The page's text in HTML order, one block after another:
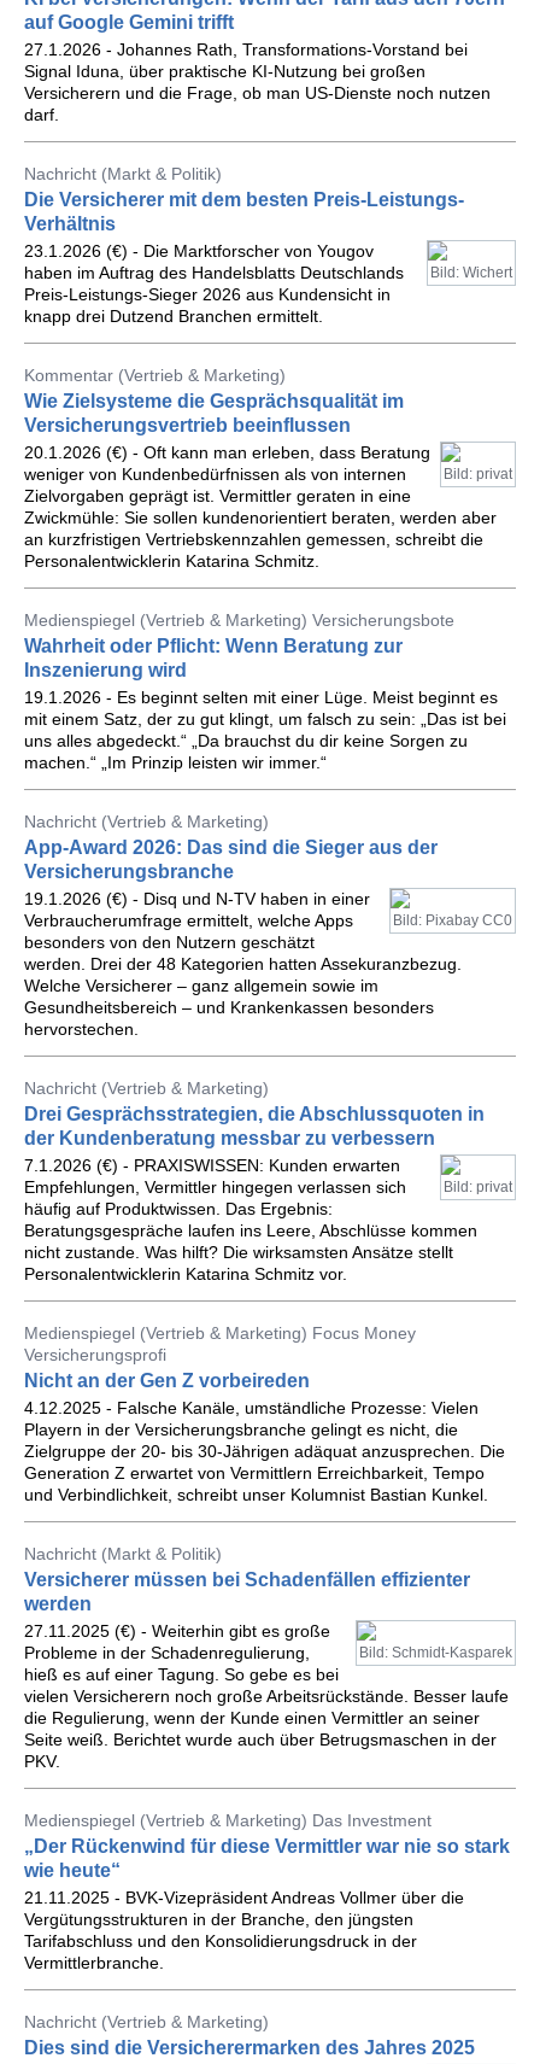
auf Google Gemini trifft
27.1.2026 - Johannes Rath, Transformations-Vorstand bei
Signal Iduna, über praktische KI-Nutzung bei großen
Versicherern und die Frage, ob man US-Dienste noch nutzen
darf.
Nachricht (Markt & Politik)
Die Versicherer mit dem besten Preis-Leistungs-
Verhältnis
Bild: Wichert
23.1.2026 (€) - Die Marktforscher von Yougov
haben im Auftrag des Handelsblatts Deutschlands
Preis-Leistungs-Sieger 2026 aus Kundensicht in
knapp drei Dutzend Branchen ermittelt.
Kommentar (Vertrieb & Marketing)
Wie Zielsysteme die Gesprächsqualität im
Versicherungsvertrieb beeinflussen
Bild: privat
20.1.2026 (€) - Oft kann man erleben, dass Beratung
weniger von Kundenbedürfnissen als von internen
Zielvorgaben geprägt ist. Vermittler geraten in eine
Zwickmühle: Sie sollen kundenorientiert beraten, werden aber
an kurzfristigen Vertriebskennzahlen gemessen, schreibt die
Personalentwicklerin Katarina Schmitz.
Medienspiegel (Vertrieb & Marketing) Versicherungsbote
Wahrheit oder Pflicht: Wenn Beratung zur
Inszenierung wird
19.1.2026 - Es beginnt selten mit einer Lüge. Meist beginnt es
mit einem Satz, der zu gut klingt, um falsch zu sein: „Das ist bei
uns alles abgedeckt.“ „Da brauchst du dir keine Sorgen zu
machen.“ „Im Prinzip leisten wir immer.“
Nachricht (Vertrieb & Marketing)
App-Award 2026: Das sind die Sieger aus der
Versicherungsbranche
Bild: Pixabay CC0
19.1.2026 (€) - Disq und N-TV haben in einer
Verbraucherumfrage ermittelt, welche Apps
besonders von den Nutzern geschätzt
werden. Drei der 48 Kategorien hatten Assekuranzbezug.
Welche Versicherer – ganz allgemein sowie im
Gesundheitsbereich – und Krankenkassen besonders
hervorstechen.
Nachricht (Vertrieb & Marketing)
Drei Gesprächsstrategien, die Abschlussquoten in
der Kundenberatung messbar zu verbessern
Bild: privat
7.1.2026 (€) - PRAXISWISSEN: Kunden erwarten
Empfehlungen, Vermittler hingegen verlassen sich
häufig auf Produktwissen. Das Ergebnis:
Beratungsgespräche laufen ins Leere, Abschlüsse kommen
nicht zustande. Was hilft? Die wirksamsten Ansätze stellt
Personalentwicklerin Katarina Schmitz vor.
Medienspiegel (Vertrieb & Marketing) Focus Money
Versicherungsprofi
Nicht an der Gen Z vorbeireden
4.12.2025 - Falsche Kanäle, umständliche Prozesse: Vielen
Playern in der Versicherungsbranche gelingt es nicht, die
Zielgruppe der 20- bis 30-Jährigen adäquat anzusprechen. Die
Generation Z erwartet von Vermittlern Erreichbarkeit, Tempo
und Verbindlichkeit, schreibt unser Kolumnist Bastian Kunkel.
Nachricht (Markt & Politik)
Versicherer müssen bei Schadenfällen effizienter
werden
Bild: Schmidt-Kasparek
27.11.2025 (€) - Weiterhin gibt es große
Probleme in der Schadenregulierung,
hieß es auf einer Tagung. So gebe es bei
vielen Versicherern noch große Arbeitsrückstände. Besser laufe
die Regulierung, wenn der Kunde einen Vermittler an seiner
Seite weiß. Berichtet wurde auch über Betrugsmaschen in der
PKV.
Medienspiegel (Vertrieb & Marketing) Das Investment
„Der Rückenwind für diese Vermittler war nie so stark
wie heute“
21.11.2025 - BVK-Vizepräsident Andreas Vollmer über die
Vergütungsstrukturen in der Branche, den jüngsten
Tarifabschluss und den Konsolidierungsdruck in der
Vermittlerbranche.
Nachricht (Vertrieb & Marketing)
Dies sind die Versicherermarken des Jahres 2025